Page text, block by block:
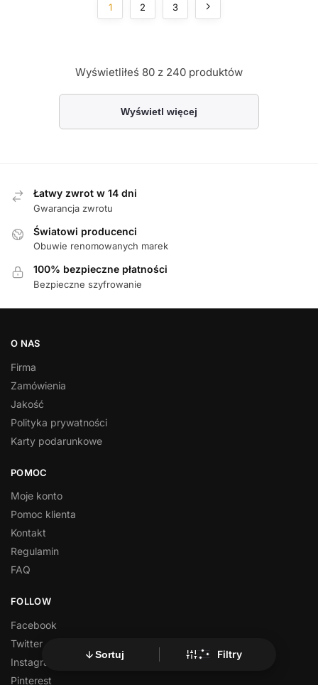
1 2 3
Wyświetliłeś 80 z 240 produktów
Wyświetl więcej
Łatwy zwrot w 14 dni
Gwarancja zwrotu
Światowi producenci
Obuwie renomowanych marek
100% bezpieczne płatności
Bezpieczne szyfrowanie
O NAS
Firma
Zamówienia
Jakość
Polityka prywatności
Karty podarunkowe
POMOC
Moje konto
Pomoc klienta
Kontakt
Regulamin
FAQ
FOLLOW
Facebook
Twitter
Instagram
Pinterest
Sortuj Filtry